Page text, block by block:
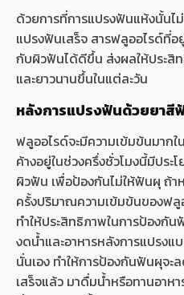
ด้วยการที่การแปรงฟันแห้งนั้น
แปรงฟันเสร็จ สารฟลูออไรด์ที่อ
กับผิวฟันได้ดีขึ้น ส่งผลให้ประ
และยาวนานขึ้นในแต่ละวัน
หลังการแปรงฟันด้วยยา
ฟลูออไรด์จะมีความเข้มข้นมาก
ค้างอยู่ในช่วงครึ่งชั่วโมงนี้มีประ
ผิวฟัน เพื่อป้องกันไม่ให้ฟันผุ ถ้
ครั้งปริมาณความเข้มข้นของฟลู
ทำให้ประสิทธิภาพในการป้องกั
งดน้ำและอาหารหลังการแปรง
นั่นเอง ทำให้การป้องกันฟันผุจะ
เสร็จแล้ว มาดื่มน้ำหรือทานอาห